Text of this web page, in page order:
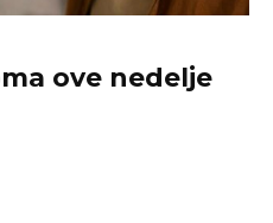
ove nedelje